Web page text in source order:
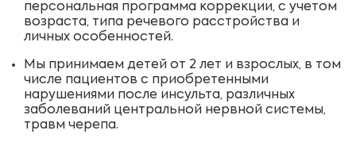
персональная программа коррекции, с учетом
возраста, типа речевого расстройства и
личных особенностей.
Мы принимаем детей от 2 лет и взрослых, в том
числе пациентов с приобретенными
нарушениями после инсульта, различных
заболеваний центральной нервной системы,
травм черепа.